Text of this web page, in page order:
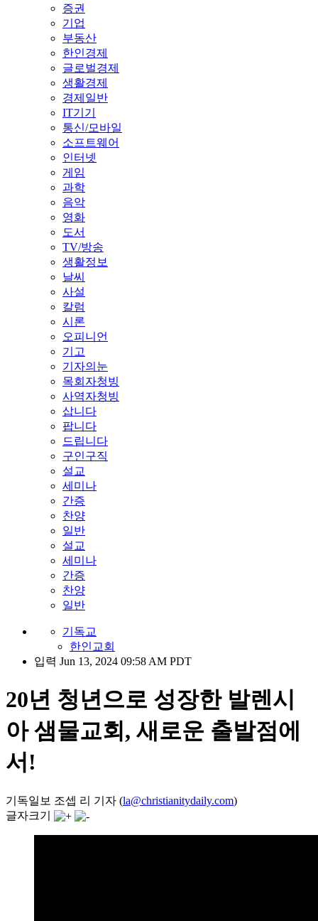
증권
기업
부동산
한인경제
글로벌경제
생활경제
경제일반
IT기기
통신/모바일
소프트웨어
인터넷
게임
과학
음악
영화
도서
TV/방송
생활정보
날씨
사설
칼럼
시론
오피니언
기고
기자의눈
목회자청빙
사역자청빙
삽니다
팝니다
드립니다
구인구직
설교
세미나
간증
찬양
일반
설교
세미나
간증
찬양
일반
기독교
한인교회
입력 Jun 13, 2024 09:58 AM PDT
20년 청년으로 성장한 발렌시
아 샘물교회, 새로운 출발점에
서!
기독일보 조셉 리 기자 (la@christianitydaily.com)
글자크기